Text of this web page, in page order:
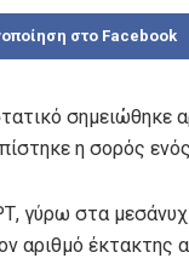
στο Facebook
η σορός ενός
γύρω στα
αριθμό έκτακτης